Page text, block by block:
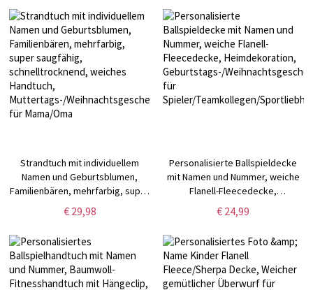
Strandtuch mit individuellem
Namen und Geburtsblumen,
Familienbären, mehrfarbig, super
saugfähig, schnelltrocknend,
weiches Handtuch,
Muttertags-/Weihnachtsgeschenk
für Mama/Oma
€ 29,98
Personalisierte Ballspieldecke
mit Namen und Nummer, weiche
Flanell-Fleecedecke,
Heimdekoration,
Geburtstags-/Weihnachtsgeschenk
Spieler/Teamkollegen/
€ 24,99